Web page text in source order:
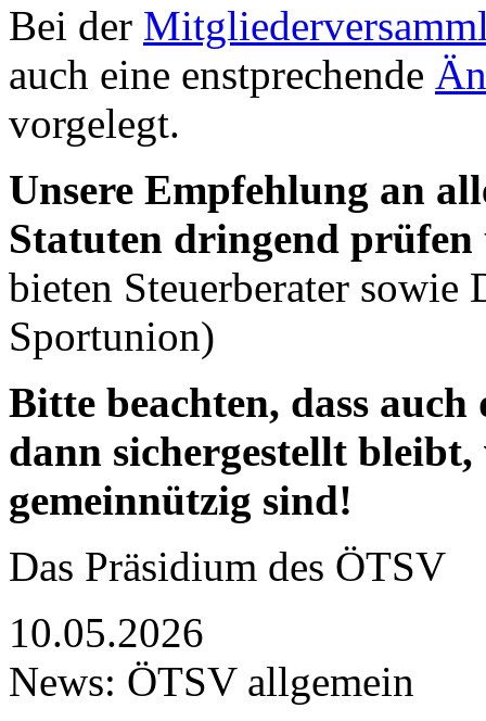
Bei der
auch eine enstprechende
vorgelegt.
Unsere Empfehlung an
Statuten dringend prüfen
bieten Steuerberater
Sportunion)
Bitte beachten, dass
dann sichergestellt
gemeinnützig sind!
Das Präsidium des ÖTSV
10.05.2026
News: ÖTSV allgemein